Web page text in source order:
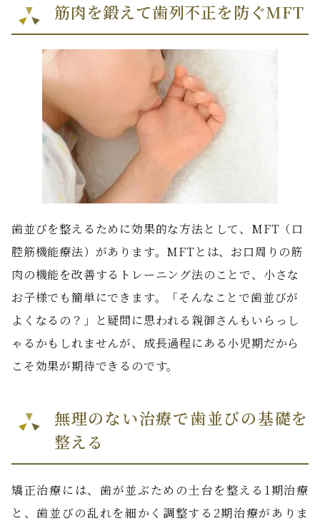
筋肉を鍛えて歯列不正を防ぐMFT
歯並びを整えるために効果的な方法として、MFT（口
腔筋機能療法）があります。MFTとは、お口周りの筋
肉の機能を改善するトレーニング法のことで、小さな
お子様でも簡単にできます。「そんなことで歯並びが
よくなるの？」と疑問に思われる親御さんもいらっし
ゃるかもしれませんが、成長過程にある小児期だから
こそ効果が期待できるのです。
無理のない治療で歯並びの基礎を
整える
矯正治療には、歯が並ぶための土台を整える1期治療
と、歯並びの乱れを細かく調整する2期治療がありま